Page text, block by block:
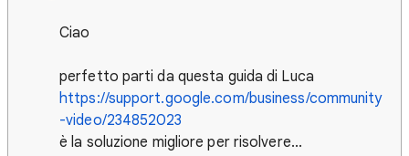
Ciao
perfetto parti da questa guida di Luca
https://support.google.com/business/community
-video/234852023
è la soluzione migliore per risolvere...